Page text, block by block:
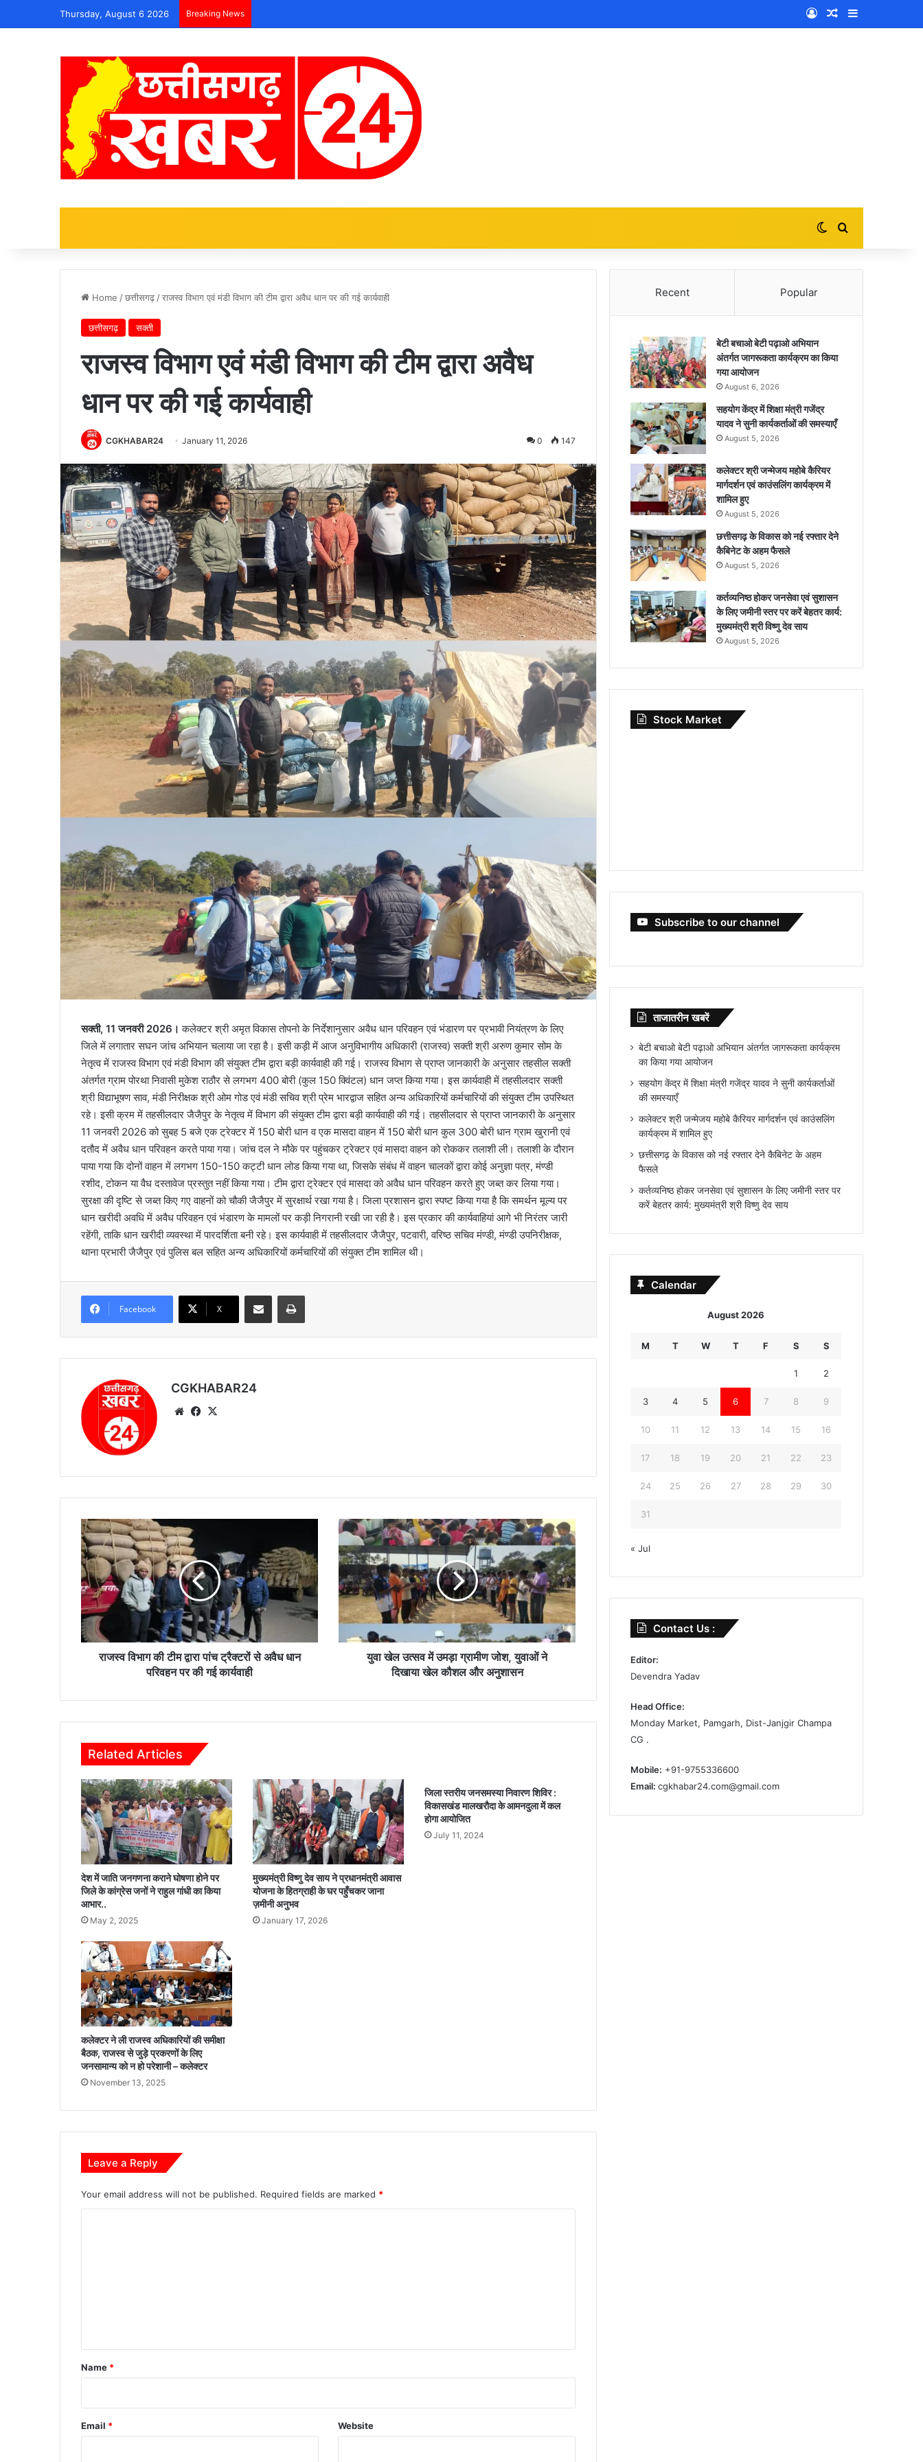
Thursday, August 6 2026 Breaking News Log InRandom Article
Switch skin
Home /छत्तीसगढ़ /राजस्व विभाग एवं मंडी विभाग की टीम द्वारा अवैध धान पर की गई कार्यवाही
छत्तीसगढ़ सक्ती
राजस्व विभाग एवं मंडी विभाग की टीम द्वारा अवैध
धान पर की गई कार्यवाही
CGKHABAR24 January 11, 2026 0 147
सक्ती, 11 जनवरी 2026। कलेक्टर श्री अमृत विकास तोपनो के निर्देशानुसार अवैध धान परिवहन एवं भंडारण पर प्रभावी नियंत्रण के लिए
जिले में लगातार सघन जांच अभियान चलाया जा रहा है। इसी कड़ी में आज अनुविभागीय अधिकारी (राजस्व) सक्ती श्री अरुण कुमार सोम के
नेतृत्व में राजस्व विभाग एवं मंडी विभाग की संयुक्त टीम द्वारा बड़ी कार्यवाही की गई। राजस्व विभाग से प्राप्त जानकारी के अनुसार तहसील सक्ती
अंतर्गत ग्राम पोरथा निवासी मुकेश राठौर से लगभग 400 बोरी (कुल 150 क्विंटल) धान जप्त किया गया। इस कार्यवाही में तहसीलदार सक्ती
श्री विद्याभूषण साव, मंडी निरीक्षक श्री ओम गोड एवं मंडी सचिव श्री प्रेम भारद्वाज सहित अन्य अधिकारियों कर्मचारियों की संयुक्त टीम उपस्थित
रहे। इसी क्रम में तहसीलदार जैजैपुर के नेतृत्व में विभाग की संयुक्त टीम द्वारा बड़ी कार्यवाही की गई। तहसीलदार से प्राप्त जानकारी के अनुसार
11 जनवरी 2026 को सुबह 5 बजे एक ट्रेक्टर में 150 बोरी धान व एक मासदा वाहन में 150 बोरी धान कुल 300 बोरी धान ग्राम खुरानी एवं
दतौद में अवैध धान परिवहन करते पाया गया। जांच दल ने मौके पर पहुंचकर ट्रेक्टर एवं मासदा वाहन को रोककर तलाशी ली। तलाशी के दौरान
पाया गया कि दोनों वाहन में लगभग 150-150 कट्टी धान लोड किया गया था, जिसके संबंध में वाहन चालकों द्वारा कोई अनुज्ञा पत्र, मंण्डी
रशीद, टोकन या वैध दस्तावेज प्रस्तुत नहीं किया गया। टीम द्वारा ट्रेक्टर एवं मासदा को अवैध धान परिवहन करते हुए जब्त कर लिया गया।
सुरक्षा की दृष्टि से जब्त किए गए वाहनों को चौकी जैजैपुर में सुरक्षार्थ रखा गया है। जिला प्रशासन द्वारा स्पष्ट किया गया है कि समर्थन मूल्य पर
धान खरीदी अवधि में अवैध परिवहन एवं भंडारण के मामलों पर कड़ी निगरानी रखी जा रही है। इस प्रकार की कार्यवाहियां आगे भी निरंतर जारी
रहेंगी, ताकि धान खरीदी व्यवस्था में पारदर्शिता बनी रहे। इस कार्यवाही में तहसीलदार जैजैपुर, पटवारी, वरिष्ठ सचिव मंण्डी, मंण्डी उपनिरीक्षक,
थाना प्रभारी जैजैपुर एवं पुलिस बल सहित अन्य अधिकारियों कर्मचारियों की संयुक्त टीम शामिल थी।
Facebook X
CGKHABAR24
We Fa
रा
ज
स्व
वि
भा
ग
की
टी
म
च
रों
वै
ध
धा
न
रि
व
ह
न
प
की
ग
ई
का
र्य
वा
राजस्व विभाग की टीम द्वारा पांच ट्रैक्टरों से अवैध धान
परिवहन पर की गई कार्यवाही
यु
खे
ल
उ
त्स
व
में
उ
मी
वा
ओं
ने
दि
खा
या
खे
ल
कौ
युवा खेल उत्सव में उमड़ा ग्रामीण जोश, युवाओं ने
दिखाया खेल कौशल और अनुशासन
Related Articles
देश में जाति जनगणना कराने घोषणा होने पर
जिले के कांग्रेस जनों ने राहुल गांधी का किया
आभार..
May 2, 2025
मुख्यमंत्री विष्णु देव साय ने प्रधानमंत्री आवास
योजना के हितग्राही के घर पहुँचकर जाना
ज़मीनी अनुभव
January 17, 2026
जिला स्तरीय जनसमस्या निवारण शिविर :
विकासखंड मालखरौदा के आमनदुला में कल
होगा आयोजित
July 11, 2024
कलेक्टर ने ली राजस्व अधिकारियों की समीक्षा
बैठक, राजस्व से जुड़े प्रकरणों के लिए
जनसामान्य को न हो परेशानी – कलेक्टर
November 13, 2025
Leave a Reply
Your email address will not be published. Required fields are marked *
*
Name *
Email * Website
Recent Popular
बेटी बचाओ बेटी पढ़ाओ अभियान
अंतर्गत जागरूकता कार्यक्रम का किया
गया आयोजन
August 6, 2026
सहयोग केंद्र में शिक्षा मंत्री गजेंद्र
यादव ने सुनी कार्यकर्ताओं की समस्याएँ
August 5, 2026
कलेक्टर श्री जन्मेजय महोबे कैरियर
मार्गदर्शन एवं काउंसलिंग कार्यक्रम में
शामिल हुए
August 5, 2026
छत्तीसगढ़ के विकास को नई रफ्तार देने
कैबिनेट के अहम फैसले
August 5, 2026
कर्तव्यनिष्ठ होकर जनसेवा एवं सुशासन
के लिए जमीनी स्तर पर करें बेहतर कार्य:
मुख्यमंत्री श्री विष्णु देव साय
August 5, 2026
Stock Market
Subscribe to our channel
ताजातरीन खबरें
बेटी बचाओ बेटी पढ़ाओ अभियान अंतर्गत जागरूकता कार्यक्रम
का किया गया आयोजन
सहयोग केंद्र में शिक्षा मंत्री गजेंद्र यादव ने सुनी कार्यकर्ताओं
की समस्याएँ
कलेक्टर श्री जन्मेजय महोबे कैरियर मार्गदर्शन एवं काउंसलिंग
कार्यक्रम में शामिल हुए
छत्तीसगढ़ के विकास को नई रफ्तार देने कैबिनेट के अहम
फैसले
कर्तव्यनिष्ठ होकर जनसेवा एवं सुशासन के लिए जमीनी स्तर पर
करें बेहतर कार्य: मुख्यमंत्री श्री विष्णु देव साय
Calendar
August 2026
M T W T F S S
1 2
3 4 5 6 7 8 9
10 11 12 13 14 15 16
17 18 19 20 21 22 23
24 25 26 27 28 29 30
31
« Jul
Contact Us :
Editor:
Devendra Yadav
Head Office:
Monday Market, Pamgarh, Dist-Janjgir Champa
CG .
Mobile: +91-9755336600
Email:cgkhabar24.com@gmail.com